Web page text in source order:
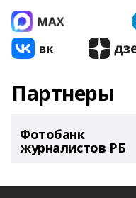
Партнеры
Фотобанк
журналистов РБ